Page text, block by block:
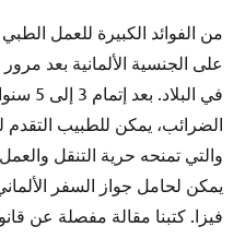
من الفوائد الكبيرة للعمل
على الجنسية الألمانية بعد
في
الضرائب، يمكن للطبيب التقدم
والتي تمنحه حرية التنقل
فيزا. كتبنا مقالة مفصلة عن